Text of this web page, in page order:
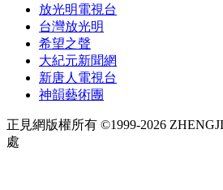
放光明電視台
台灣放光明
希望之聲
大紀元新聞網
新唐人電視台
神韻藝術團
正見網版權所有 ©1999-2026
處